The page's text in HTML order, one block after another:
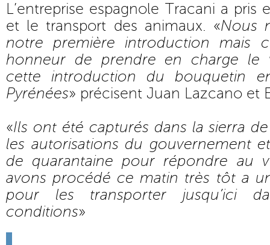
L’entreprise espagnole Tracani a pris
et le transport des animaux. «Nous
notre première introduction mais
honneur de prendre en charge le
cette introduction du bouquetin
Pyrénées» précisent Juan Lazcano et
«Ils ont été capturés dans la sierra
les autorisations du gouvernement
de quarantaine pour répondre au
avons procédé ce matin très tôt a
pour les transporter jusqu’ici
conditions»